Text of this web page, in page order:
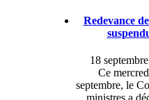
Redevance
18
Ce
septembre, le